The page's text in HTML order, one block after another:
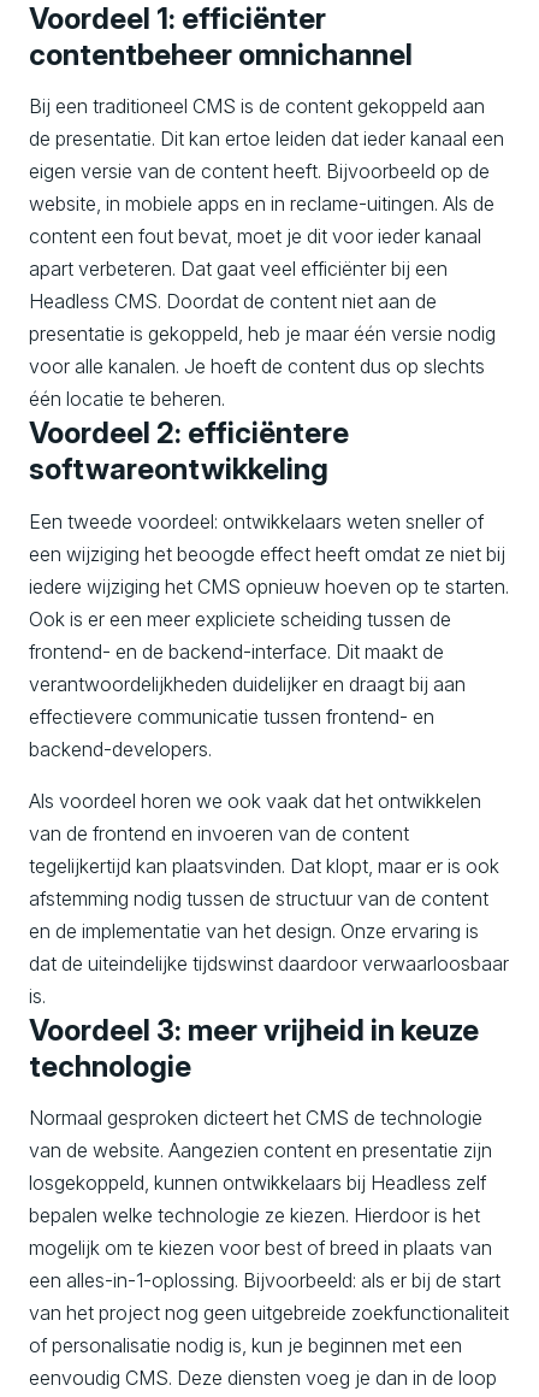
Voordeel 1: efficiënter
contentbeheer omnichannel
Bij een traditioneel CMS is de content gekoppeld aan
de presentatie. Dit kan ertoe leiden dat ieder kanaal een
eigen versie van de content heeft. Bijvoorbeeld op de
website, in mobiele apps en in reclame-uitingen. Als de
content een fout bevat, moet je dit voor ieder kanaal
apart verbeteren. Dat gaat veel efficiënter bij een
Headless CMS. Doordat de content niet aan de
presentatie is gekoppeld, heb je maar één versie nodig
voor alle kanalen. Je hoeft de content dus op slechts
één locatie te beheren.
Voordeel 2: efficiëntere
softwareontwikkeling
Een tweede voordeel: ontwikkelaars weten sneller of
een wijziging het beoogde effect heeft omdat ze niet bij
iedere wijziging het CMS opnieuw hoeven op te starten.
Ook is er een meer expliciete scheiding tussen de
frontend- en de backend-interface. Dit maakt de
verantwoordelijkheden duidelijker en draagt bij aan
effectievere communicatie tussen frontend- en
backend-developers.
Als voordeel horen we ook vaak dat het ontwikkelen
van de frontend en invoeren van de content
tegelijkertijd kan plaatsvinden. Dat klopt, maar er is ook
afstemming nodig tussen de structuur van de content
en de implementatie van het design. Onze ervaring is
dat de uiteindelijke tijdswinst daardoor verwaarloosbaar
is.
Voordeel 3: meer vrijheid in keuze
technologie
Normaal gesproken dicteert het CMS de technologie
van de website. Aangezien content en presentatie zijn
losgekoppeld, kunnen ontwikkelaars bij Headless zelf
bepalen welke technologie ze kiezen. Hierdoor is het
mogelijk om te kiezen voor best of breed in plaats van
een alles-in-1-oplossing. Bijvoorbeeld: als er bij de start
van het project nog geen uitgebreide zoekfunctionaliteit
of personalisatie nodig is, kun je beginnen met een
eenvoudig CMS. Deze diensten voeg je dan in de loop